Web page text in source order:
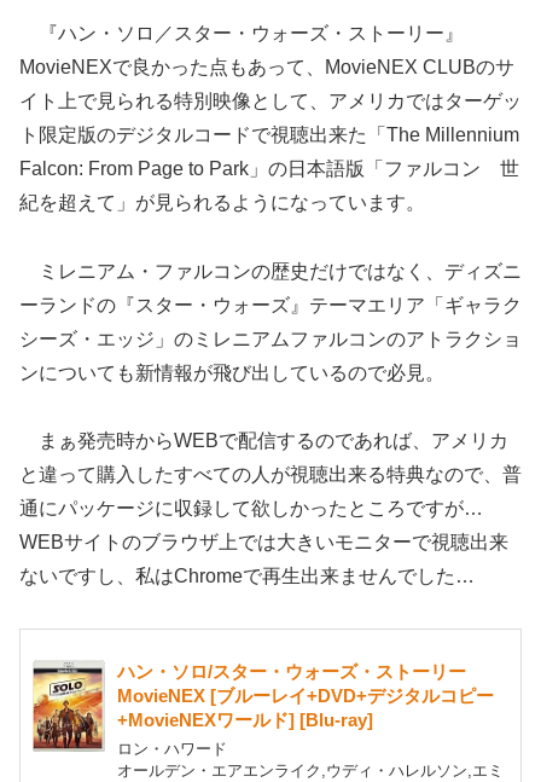
『ハン・ソロ／スター・ウォーズ・ストーリー』
MovieNEXで良かった点もあって、MovieNEX CLUBのサ
イト上で見られる特別映像として、アメリカではターゲッ
ト限定版のデジタルコードで視聴出来た「The Millennium
Falcon: From Page to Park」の日本語版「ファルコン 世
紀を超えて」が見られるようになっています。
ミレニアム・ファルコンの歴史だけではなく、ディズニ
ーランドの『スター・ウォーズ』テーマエリア「ギャラク
シーズ・エッジ」のミレニアムファルコンのアトラクショ
ンについても新情報が飛び出しているので必見。
まぁ発売時からWEBで配信するのであれば、アメリカ
と違って購入したすべての人が視聴出来る特典なので、普
通にパッケージに収録して欲しかったところですが…
WEBサイトのブラウザ上では大きいモニターで視聴出来
ないですし、私はChromeで再生出来ませんでした…
ハン・ソロ/スター・ウォーズ・ストーリー
MovieNEX [ブルーレイ+DVD+デジタルコピー
+MovieNEXワールド] [Blu-ray]
ロン・ハワード
オールデン・エアエンライク,ウディ・ハレルソン,エミ